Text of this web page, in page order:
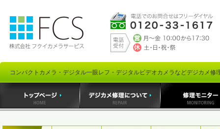
コンパクトカメラ・デジタル一眼レフ・デジタルビデオカメラなどデジカメ修